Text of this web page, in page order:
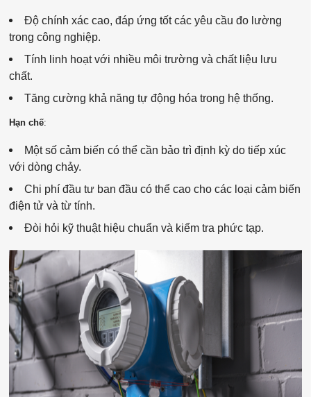
Độ chính xác cao, đáp ứng tốt các yêu cầu đo lường
trong công nghiệp.
Tính linh hoạt với nhiều môi trường và chất liệu lưu
chất.
Tăng cường khả năng tự động hóa trong hệ thống.
Hạn chế:
Một số cảm biến có thể cần bảo trì định kỳ do tiếp xúc
với dòng chảy.
Chi phí đầu tư ban đầu có thể cao cho các loại cảm biến
điện tử và từ tính.
Đòi hỏi kỹ thuật hiệu chuẩn và kiểm tra phức tạp.